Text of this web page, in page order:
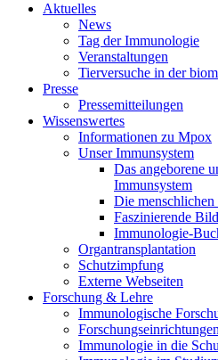
Aktuelles
News
Tag der Immunologie
Veranstaltungen
Tierversuche in der
Presse
Pressemitteilungen
Wissenswertes
Informationen zu Mpox
Unser Immunsystem
Das angeborene
Immunsystem
Die
Faszinierende
Immunologie-
Organtransplantation
Schutzimpfung
Externe Webseiten
Forschung & Lehre
Immunologische
Forschungseinrichtungen
Immunologie in die